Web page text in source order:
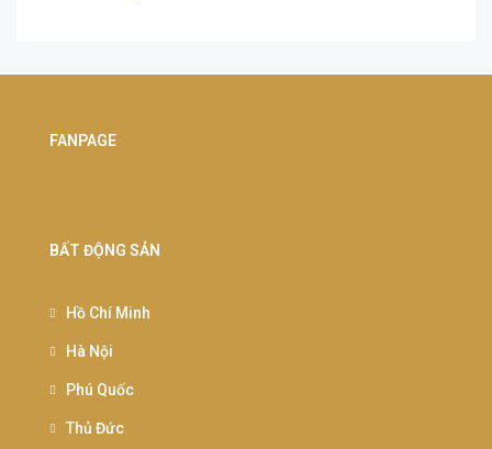
FANPAGE
BẤT ĐỘNG SẢN
Hồ Chí Minh
Hà Nội
Phú Quốc
Thủ Đức